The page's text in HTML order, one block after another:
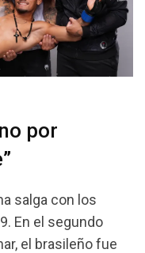
por
salga con los
En el segundo
el brasileño fue